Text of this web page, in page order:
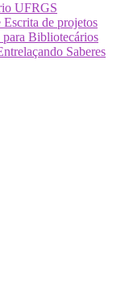
UFRGS
de projetos
Bibliotecários
Saberes